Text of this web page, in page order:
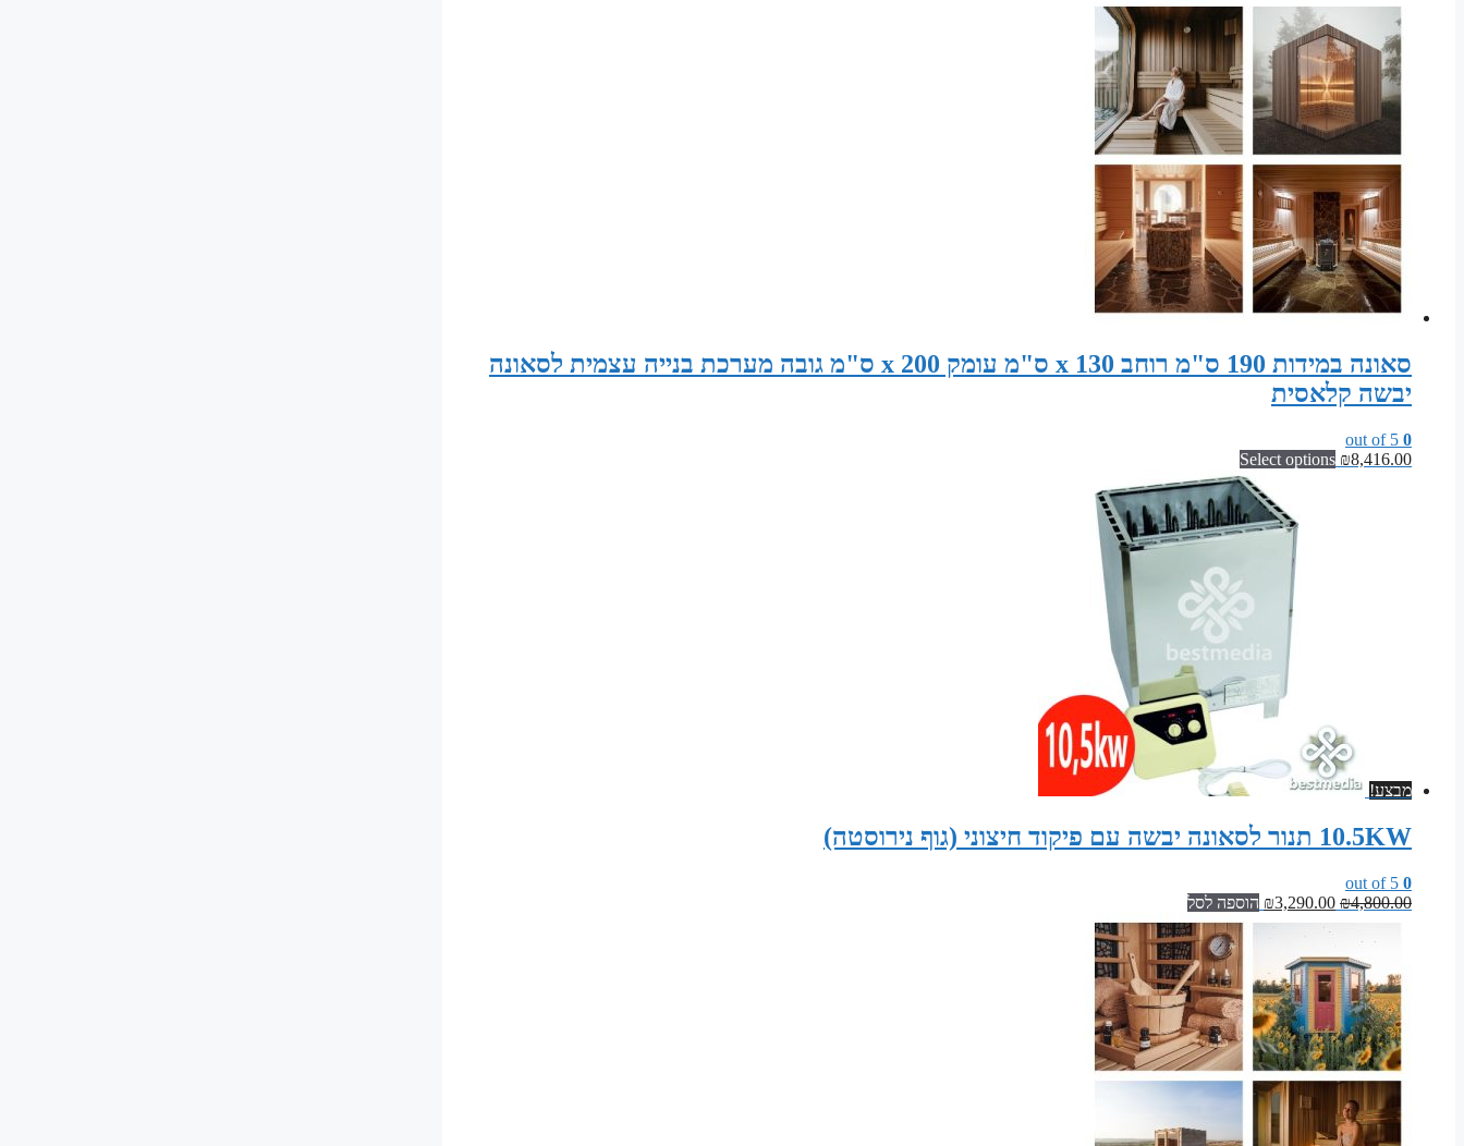
סאונה במידות 190 ס"מ רוחב x 130 ס"מ עומק x 200 ס"מ גובה מערכת בנייה עצמית לסאונה
יבשה קלאסית
0
₪8,416.00
Select options
מבצע!
10.5KW תנור לסאונה יבשה עם פיקוד חיצוני (גוף נירוסטה)
0
₪4,800.00
המחיר
המקורי
₪4,800.00.
₪3,290.00
המחיר
הנוכחי
הוא:
₪3,290.00.
הוספה לסל